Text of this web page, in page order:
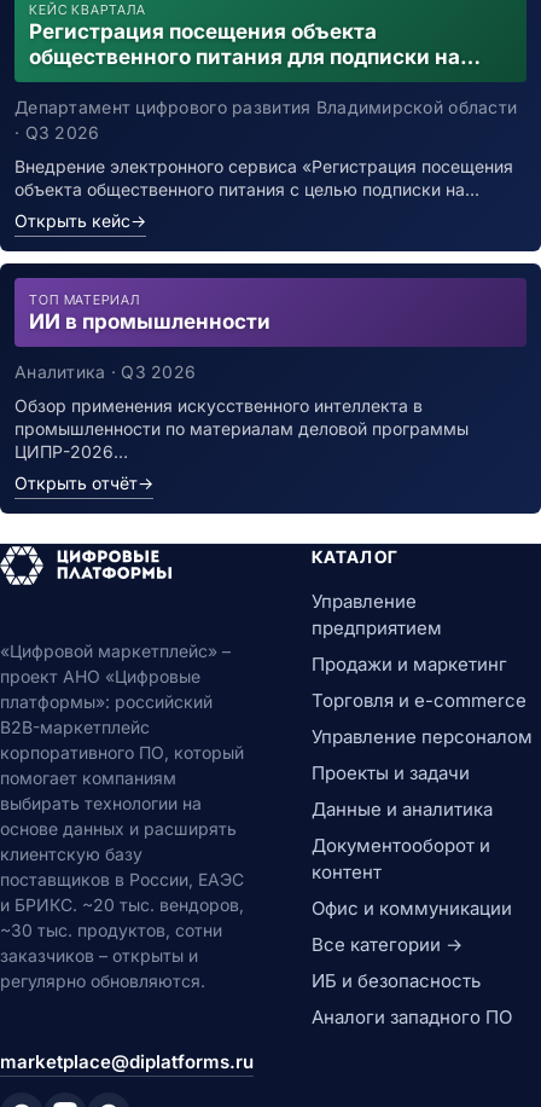
КЕЙС КВАРТАЛА
Регистрация посещения объекта
общественного питания для подписки на
уведомления о возможном контакте с
заболевшим новой коронавирусной
инфекцией
Департамент цифрового развития Владимирской области
· Q3 2026
Внедрение электронного сервиса «Регистрация посещения
объекта общественного питания с целью подписки на…
Открыть кейс→
ТОП МАТЕРИАЛ
ИИ в промышленности
Аналитика · Q3 2026
Обзор применения искусственного интеллекта в
промышленности по материалам деловой программы
ЦИПР-2026…
Открыть отчёт→
«Цифровой маркетплейс» –
проект АНО «Цифровые
платформы»: российский
B2B-маркетплейс
корпоративного ПО, который
помогает компаниям
выбирать технологии на
основе данных и расширять
клиентскую базу
поставщиков в России, ЕАЭС
и БРИКС. ~20 тыс. вендоров,
~30 тыс. продуктов, сотни
заказчиков – открыты и
регулярно обновляются.
marketplace@diplatforms.ru
КАТАЛОГ
Управление
предприятием
Продажи и маркетинг
Торговля и e-commerce
Управление персоналом
Проекты и задачи
Данные и аналитика
Документооборот и
контент
Офис и коммуникации
Все категории →
ИБ и безопасность
Аналоги западного ПО